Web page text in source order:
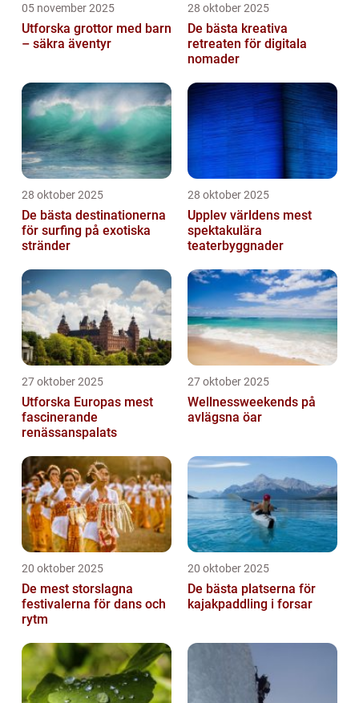
05 november 2025
Utforska grottor med barn
– säkra äventyr
28 oktober 2025
De bästa kreativa
retreaten för digitala
nomader
28 oktober 2025
De bästa destinationerna
för surfing på exotiska
stränder
28 oktober 2025
Upplev världens mest
spektakulära
teaterbyggnader
27 oktober 2025
Utforska Europas mest
fascinerande
renässanspalats
27 oktober 2025
Wellnessweekends på
avlägsna öar
20 oktober 2025
De mest storslagna
festivalerna för dans och
rytm
20 oktober 2025
De bästa platserna för
kajakpaddling i forsar